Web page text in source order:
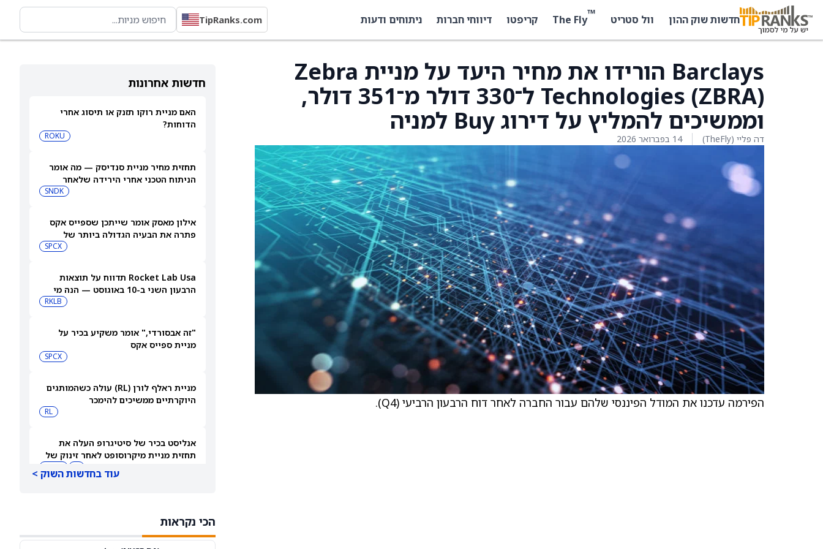
חדשות שוק ההון וול סטריט ™
The Fly קריפטו דיווחי חברות ניתוחים ודעות TipRanks.com
חדשות אחרונות
האם מניית רוקו תזנק או תיסוג אחרי
הדוחות?
ROKU
תחזית מחיר מניית סנדיסק — מה אומר
הניתוח הטכני אחרי הירידה שלאחר
SNDK
אילון מאסק אומר שייתכן שספייס אקס
פתרה את הבעיה הגדולה ביותר של
SPCX
Rocket Lab Usa תדווח על תוצאות
הרבעון השני ב-10 באוגוסט — הנה מי
RKLB
"זה אבסורדי," אומר משקיע בכיר על
מניית ספייס אקס
SPCX
מניית ראלף לורן (RL) עולה כשהמותגים
היוקרתיים ממשיכים להימכר
RL
אנליסט בכיר של סיטיגרופ העלה את
תחזית מניית מיקרוסופט לאחר זינוק של
עוד בחדשות השוק >
הכי נקראות
Barclays הורידו את מחיר היעד על מניית Zebra
Technologies (ZBRA) ל־330 דולר מ־351 דולר,
וממשיכים להמליץ על דירוג Buy למניה
דה פליי (TheFly) 14 בפברואר 2026
הפירמה עדכנו את המודל הפיננסי שלהם עבור החברה לאחר דוח הרבעון הרביעי (Q4).